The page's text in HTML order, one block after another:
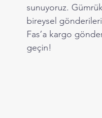
sunuyoruz.
bireysel
Fas’a kargo
geçin!